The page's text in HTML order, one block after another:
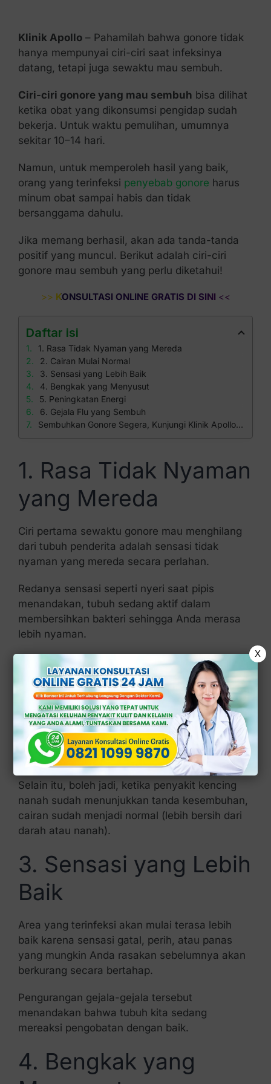
Klinik Apollo– Pahamilah bahwa gonore tidak
hanya mempunyai ciri-ciri saat infeksinya
datang, tetapi juga sewaktu mau sembuh.
Ciri-ciri gonore yang mau sembuh bisa dilihat
ketika obat yang dikonsumsi pengidap sudah
bekerja. Untuk waktu pemulihan, umumnya
sekitar 10–14 hari.
Namun, untuk memperoleh hasil yang baik,
orang yang terinfeksi penyebab gonore harus
minum obat sampai habis dan tidak
bersanggama dahulu.
Jika memang berhasil, akan ada tanda-tanda
positif yang muncul. Berikut adalah ciri-ciri
gonore mau sembuh yang perlu diketahui!
>> KONSULTASI ONLINE GRATIS DI SINI <<
Daftar isi
1. Rasa Tidak Nyaman yang Mereda
2. Cairan Mulai Normal
3. Sensasi yang Lebih Baik
4. Bengkak yang Menyusut
5. Peningkatan Energi
6. Gejala Flu yang Sembuh
Sembuhkan Gonore Segera, Kunjungi Klinik Apollo Aja!
1. Rasa Tidak Nyaman
yang Mereda
Ciri pertama sewaktu gonore mau menghilang
dari tubuh penderita adalah sensasi tidak
nyaman yang mereda secara perlahan.
Redanya sensasi seperti nyeri saat pipis
menandakan, tubuh sedang aktif dalam
membersihkan bakteri sehingga Anda merasa
lebih nyaman.
2. Cairan Mulai
Normal
Cairan yang keluar dari area yang terinfeksi,
mungkin yang sebelumnya berlebihan, maka
jumlahnya bisa saja berkurang.
Selain itu, boleh jadi, ketika penyakit kencing
nanah sudah menunjukkan tanda kesembuhan,
cairan sudah menjadi normal (lebih bersih dari
darah atau nanah).
3. Sensasi yang Lebih
Baik
Area yang terinfeksi akan mulai terasa lebih
baik karena sensasi gatal, perih, atau panas
yang mungkin Anda rasakan sebelumnya akan
berkurang secara bertahap.
Pengurangan gejala-gejala tersebut
menandakan bahwa tubuh kita sedang
mereaksi pengobatan dengan baik.
4. Bengkak yang
X